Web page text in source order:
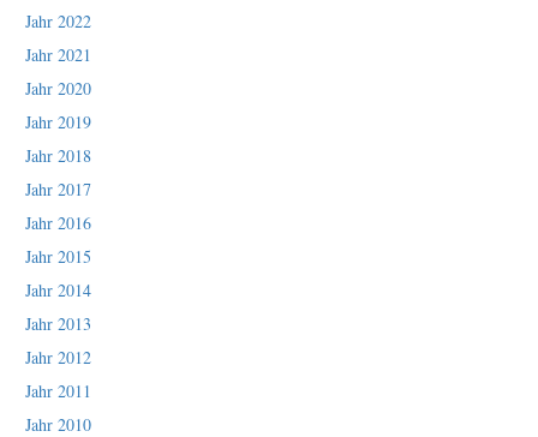
Jahr 2022
Jahr 2021
Jahr 2020
Jahr 2019
Jahr 2018
Jahr 2017
Jahr 2016
Jahr 2015
Jahr 2014
Jahr 2013
Jahr 2012
Jahr 2011
Jahr 2010